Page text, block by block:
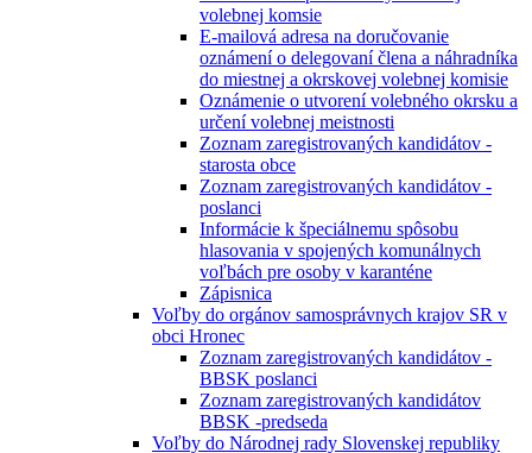
volebnej komsie
E-mailová adresa na doručovanie
oznámení o delegovaní člena a náhradníka
do miestnej a okrskovej volebnej komisie
Oznámenie o utvorení volebného okrsku a
určení volebnej meistnosti
Zoznam zaregistrovaných kandidátov -
starosta obce
Zoznam zaregistrovaných kandidátov -
poslanci
Informácie k špeciálnemu spôsobu
hlasovania v spojených komunálnych
voľbách pre osoby v karanténe
Zápisnica
Voľby do orgánov samosprávnych krajov SR v
obci Hronec
Zoznam zaregistrovaných kandidátov -
BBSK poslanci
Zoznam zaregistrovaných kandidátov
BBSK -predseda
Voľby do Národnej rady Slovenskej republiky